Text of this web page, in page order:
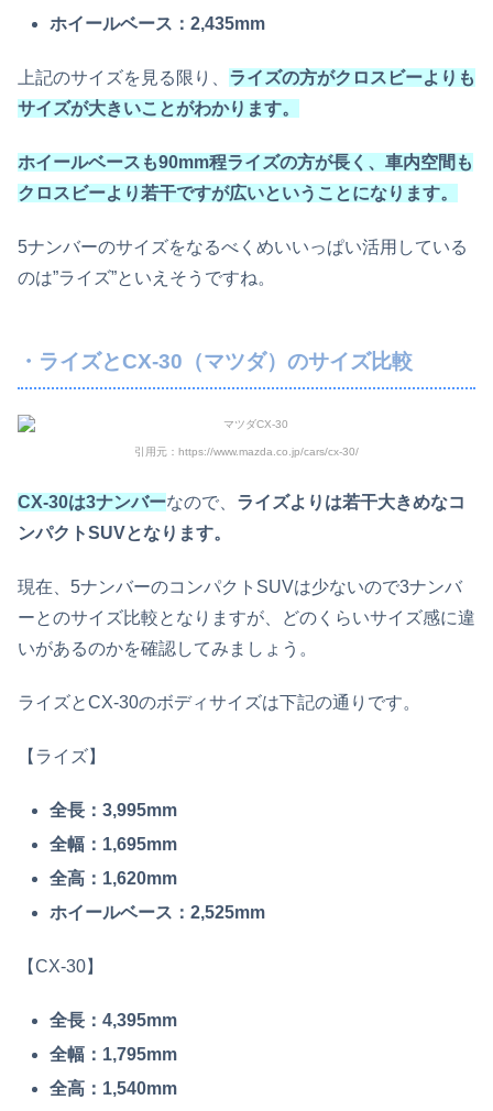
ホイールベース：2,435mm
上記のサイズを見る限り、 ライズの方がクロスビーよりも
サイズが大きいことがわかります。
ホイールベースも90mm程ライズの方が長く、車内空間も
クロスビーより若干ですが広いということになります。
5ナンバーのサイズをなるべくめいいっぱい活用している
のは”ライズ”といえそうですね。
・ライズとCX-30（マツダ）のサイズ比較
引用元：https://www.mazda.co.jp/cars/cx-30/
CX-30は3ナンバーなので、 ライズよりは若干大きめなコ
ンパクトSUVとなります。
現在、5ナンバーのコンパクトSUVは少ないので3ナンバ
ーとのサイズ比較となりますが、どのくらいサイズ感に違
いがあるのかを確認してみましょう。
ライズとCX-30のボディサイズは下記の通りです。
【ライズ】
全長：3,995mm
全幅：1,695mm
全高：1,620mm
ホイールベース：2,525mm
【CX-30】
全長：4,395mm
全幅：1,795mm
全高：1,540mm